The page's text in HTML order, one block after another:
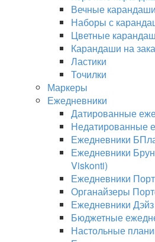
Вечные карандаши
Наборы с
Цветные
Карандаши на
Ластики
Точилки
Маркеры
Ежедневники
Датированные
Недатированные
Ежедневники
Ежедневники
Viskonti)
Ежедневники
Органайзеры
Ежедневники
Бюджетные
Настольные